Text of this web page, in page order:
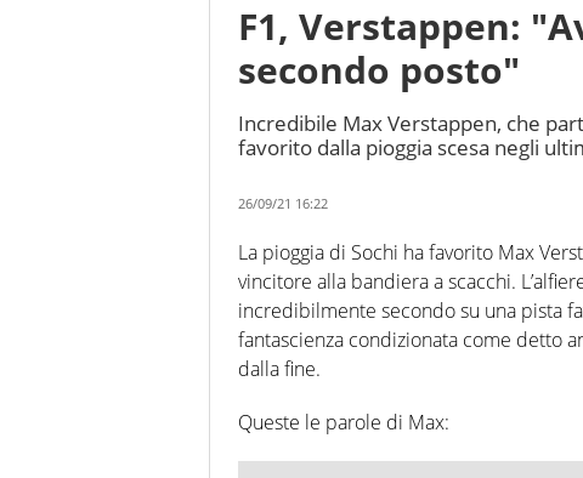
F1, Verstappen:
secondo posto"
Incredibile Max Verstappen, che
favorito dalla pioggia scesa negli
26/09/21 16:22
La pioggia di Sochi ha favorito Max
vincitore alla bandiera a scacchi.
incredibilmente secondo su una pista
fantascienza condizionata come detto
dalla fine.
Queste le parole di Max: